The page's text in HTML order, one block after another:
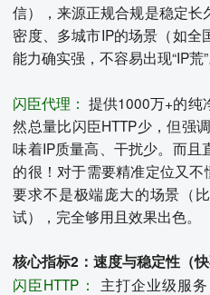
信），来源正规合规是稳定
密度、多城市IP的场景（如
能力确实强，不容易出现“IP荒”
闪臣代理： 提供1000万+的纯
然总量比闪臣HTTP少，但强
味着IP质量高、干扰少。而且
的很！对于需要精准定位又
要求不是极端庞大的场景（
试），完全够用且效果出色。
核心指标2：速度与稳定性（快
闪臣HTTP：
主打企业级服